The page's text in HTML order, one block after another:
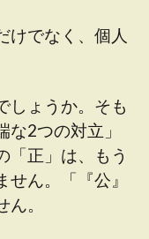
けでなく、個人
しょうか。そも
2つの対立」
「正」は、もう
ん。「『公』
。